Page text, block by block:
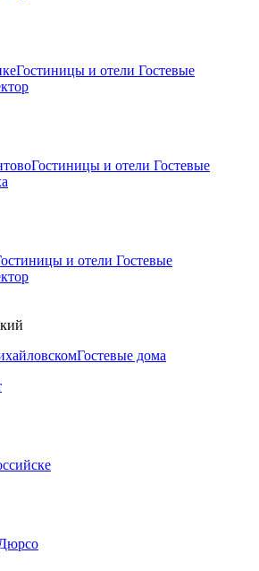
Гостиницы и отели Гостевые
Гостиницы и отели Гостевые
и отели Гостевые
Гостевые дома